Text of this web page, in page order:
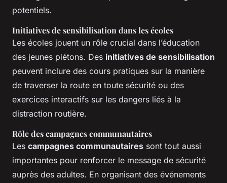
potentiels.
Initiatives de sensibilisation dans les écoles
Les écoles jouent un rôle crucial dans l’éducation
des jeunes piétons. Des initiatives de sensibilisation
peuvent inclure des cours pratiques sur la manière
de traverser la route en toute sécurité ou des
exercices interactifs sur les dangers liés à la
distraction routière.
Rôle des campagnes communautaires
Les campagnes communautaires sont tout aussi
importantes pour renforcer le message de sécurité
auprès des adultes. En organisant des événements